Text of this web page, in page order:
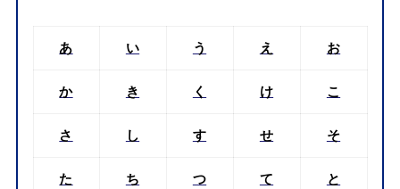
あ い う え お
か き く け こ
さ し す せ そ
た ち つ て と